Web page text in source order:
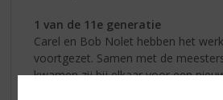
1 van de 11e generatie
Carel en Bob Nolet hebben het
voortgezet. Samen met de
kwamen zij bij elkaar voor een